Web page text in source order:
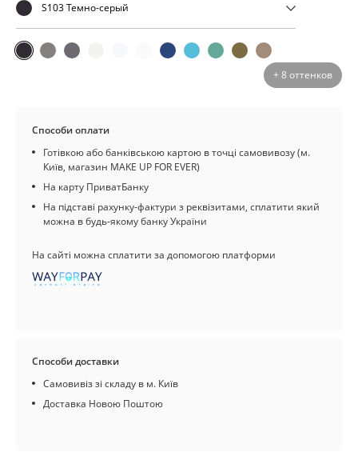
S103 Темно-серый
+ 8 оттенков
Способи оплати
Готівкою або банківською картою в точці самовивозу (м.
Київ, магазин MAKE UP FOR EVER)
На карту ПриватБанку
На підставі рахунку-фактури з реквізитами, сплатити який
можна в будь-якому банку України
На сайті можна сплатити за допомогою платформи
Способи доставки
Самовивіз зі складу в м. Київ
Доставка Новою Поштою